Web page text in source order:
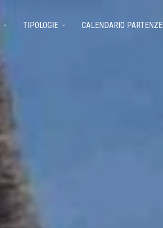
TIPOLOGIE CALENDARIO PARTENZE